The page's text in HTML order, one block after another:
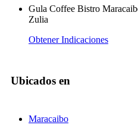
Gula Coffee Bistro
Zulia
Obtener Indicaciones
Ubicados en
Maracaibo